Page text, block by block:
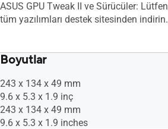
ASUS GPU Tweak II ve Sürücüler: Lütfen
tüm yazılımları destek sitesinden indirin.
Boyutlar
243 x 134 x 49 mm
9.6 x 5.3 x 1.9 inç
243 x 134 x 49 mm
9.6 x 5.3 x 1.9 inches